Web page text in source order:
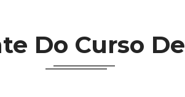
Do Curso De